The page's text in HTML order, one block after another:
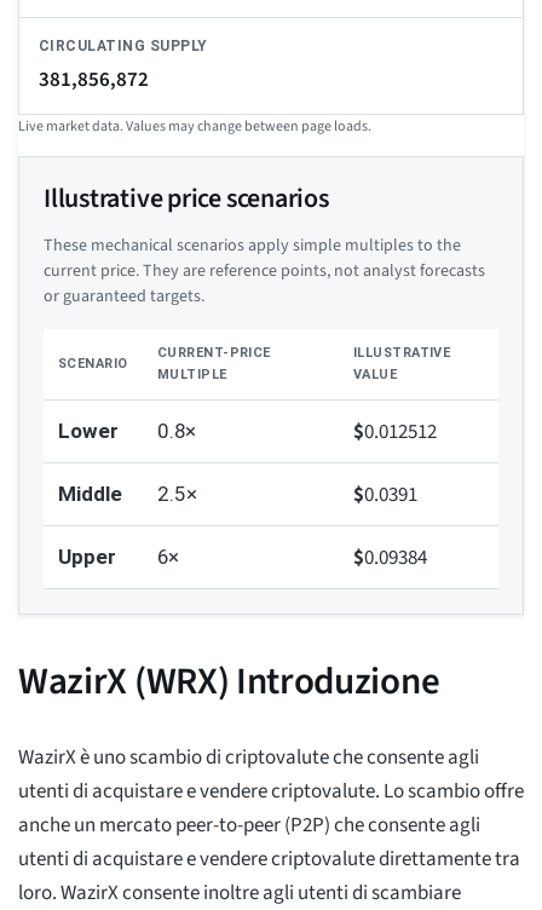
CIRCULATING SUPPLY
381,856,872
Live market data. Values may change between page loads.
Illustrative price scenarios
These mechanical scenarios apply simple multiples to the
current price. They are reference points, not analyst forecasts
or guaranteed targets.
SCENARIO
CURRENT-PRICE
MULTIPLE
ILLUSTRATIVE
VALUE
Lower 0.8× $0.012512
Middle 2.5× $0.0391
Upper 6× $0.09384
WazirX (WRX) Introduzione
WazirX è uno scambio di criptovalute che consente agli
utenti di acquistare e vendere criptovalute. Lo scambio offre
anche un mercato peer-to-peer (P2P) che consente agli
utenti di acquistare e vendere criptovalute direttamente tra
loro. WazirX consente inoltre agli utenti di scambiare